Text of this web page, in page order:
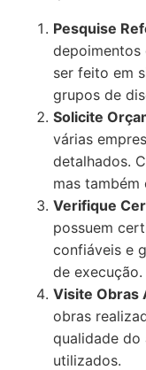
Pesquise
depoimentos
ser feito em
grupos de
Solicite
várias
detalhados.
mas também
Verifique
possuem
confiáveis e
de execução.
Visite Obras
obras
qualidade do
utilizados.